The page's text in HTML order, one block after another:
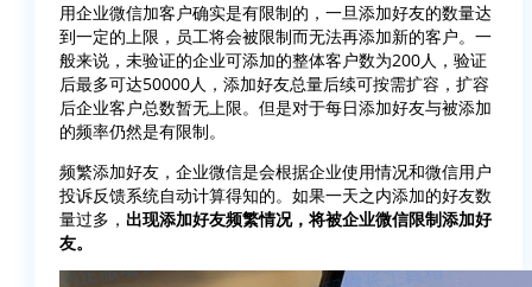
用企业微信加客户确实是有限制的，一旦添加好友的数量达
到一定的上限，员工将会被限制而无法再添加新的客户。一
般来说，未验证的企业可添加的整体客户数为200人，验证
后最多可达50000人，添加好友总量后续可按需扩容，扩容
后企业客户总数暂无上限。但是对于每日添加好友与被添加
的频率仍然是有限制。
频繁添加好友，企业微信是会根据企业使用情况和微信用户
投诉反馈系统自动计算得知的。如果一天之内添加的好友数
量过多， 出现添加好友频繁情况，将被企业微信限制添加好
友。